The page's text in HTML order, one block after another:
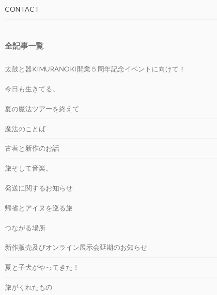
CONTACT
全記事一覧
太鼓と器KIMURANOKI開業５周年記念イベントに向けて！
今日も生きてる。
夏の魔法ツアーを終えて
魔法のことば
古着と新作のお話
旅そして音楽。
発送に関するお知らせ
帰省とアイヌを巡る旅
つながる場所
新作販売及びオンライン展示会延期のお知らせ
夏と子犬がやってきた！
旅がくれたもの